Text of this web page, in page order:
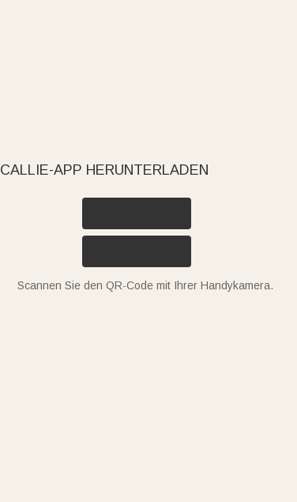
CALLIE-APP HERUNTERLADEN
Scannen Sie den QR-Code mit Ihrer Handykamera.